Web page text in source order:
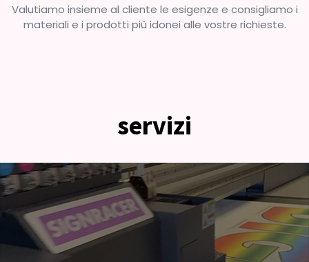
Valutiamo insieme al cliente le esigenze e consigliamo i
materiali e i prodotti più idonei alle vostre richieste.
servizi